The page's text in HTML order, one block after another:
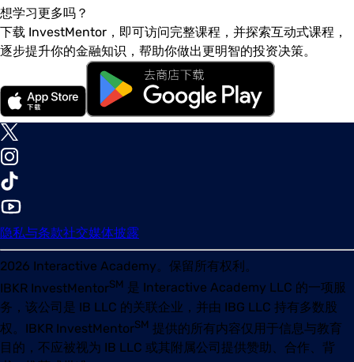
想学习更多吗？
下载 InvestMentor，即可访问完整课程，并探索互动式课程，
逐步提升你的金融知识，帮助你做出更明智的投资决策。
隐私与条款社交媒体披露
2026 Interactive Academy。保留所有权利。
IBKR InvestMentorSM 是 Interactive Academy LLC 的一项服
务，该公司是 IB LLC 的关联企业，并由 IBG LLC 持有多数股
权。 IBKR InvestMentorSM 提供的所有内容仅用于信息与教育
目的，不应被视为 IB LLC 或其附属公司提供赞助、合作、背